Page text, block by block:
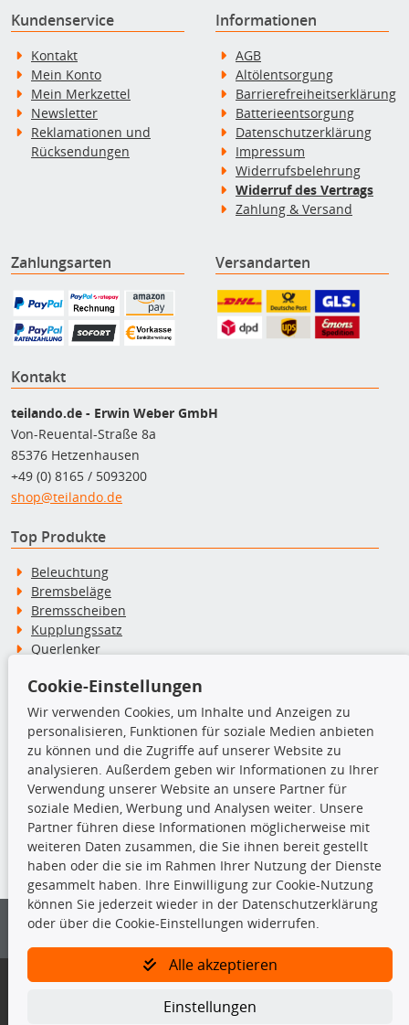
Kundenservice
Kontakt
Mein Konto
Mein Merkzettel
Newsletter
Reklamationen und
Rücksendungen
Informationen
AGB
Altölentsorgung
Barrierefreiheitserklärung
Batterieentsorgung
Datenschutzerklärung
Impressum
Widerrufsbelehrung
Widerruf des Vertrags
Zahlung & Versand
Zahlungsarten Versandarten
Kontakt
teilando.de - Erwin Weber GmbH
Von-Reuental-Straße 8a
85376 Hetzenhausen
+49 (0) 8165 / 5093200
shop@teilando.de
Top Produkte
Beleuchtung
Bremsbeläge
Bremsscheiben
Kupplungssatz
Querlenker
Stoßdämpfer
TecDoc Inside
Die hier angezeigten Daten insbesondere die gesamte Datenbank dürfen
nicht kopiert werden.
Es ist zu unterlassen, die Daten oder die gesamte Datenbank ohne
vorherige Zustimmung von TecDoc zu vervielfältigen, zu verbreiten
und/oder diese Handlungen durch Dritte ausführen zu lassen. Ein
Bitte prüfen Sie, ob das über unseren Onlineshop identifizierte Ersatzteil
Gegebenenfalls sind ergänzende Informationen notwendig, um
Cookie-Einstellungen
Wir verwenden Cookies, um Inhalte und Anzeigen zu
personalisieren, Funktionen für soziale Medien anbieten
zu können und die Zugriffe auf unserer Website zu
analysieren. Außerdem geben wir Informationen zu Ihrer
Verwendung unserer Website an unsere Partner für
soziale Medien, Werbung und Analysen weiter. Unsere
Partner führen diese Informationen möglicherweise mit
weiteren Daten zusammen, die Sie ihnen bereit gestellt
haben oder die sie im Rahmen Ihrer Nutzung der Dienste
gesammelt haben. Ihre Einwilligung zur Cookie-Nutzung
können Sie jederzeit wieder in der Datenschutzerklärung
oder über die Cookie-Einstellungen widerrufen.
Alle akzeptieren
Einstellungen